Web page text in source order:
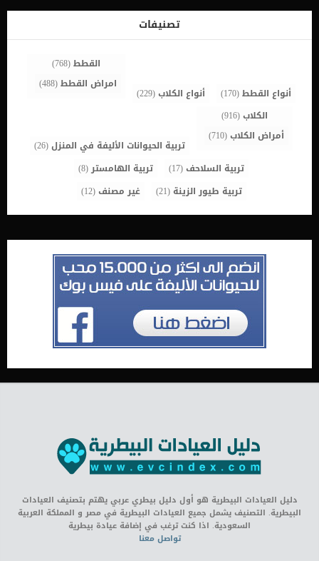
بعض الهرمونات. يجب ان تتم هذه الجراحة على يد خبير بيطرى وفى عيادة
بيطرية مجهزة ومتكاملة. إجراءات استئصال الكتلة المهبلية عند الكلاب
تحتاج هذه العملية الى وضع الكلب تحت التخدير العاميجب التأكد من عدم
تصنيفات
أنواع القطط(170) أنواع الكلاب(229)
القطط(768)
امراض القطط(488)
الكلاب(916)
أمراض الكلاب(710)
تربية الحيوانات الأليفة في المنزل(26)
تربية السلاحف(17) تربية الهامستر(8)
تربية طيور الزينة (21) غير مصنف(12)
دليل العيادات البيطرية هو أول دليل بيطري عربي يهتم بتصنيف العيادات
البيطرية. التصنيف يشمل جميع العيادات البيطرية في مصر و المملكة العربية
السعودية. اذا كنت ترغب في إضافة عيادة بيطرية
تواصل معنا